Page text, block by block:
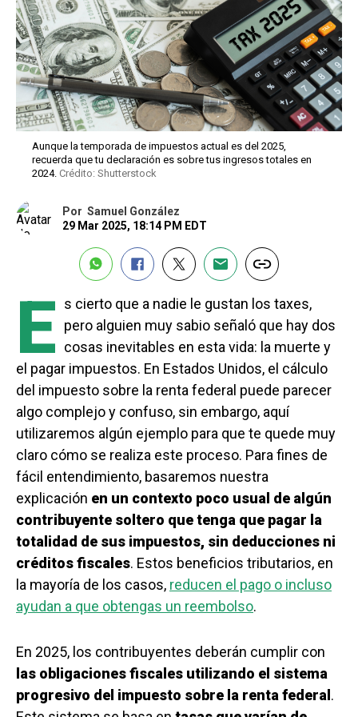
Aunque la temporada de impuestos actual es del 2025,
recuerda que tu declaración es sobre tus ingresos totales en
2024. Crédito: Shutterstock
Por Samuel González
29 Mar 2025, 18:14 PM EDT
E s cierto que a nadie le gustan los taxes,
pero alguien muy sabio señaló que hay dos
cosas inevitables en esta vida: la muerte y
el pagar impuestos. En Estados Unidos, el cálculo
del impuesto sobre la renta federal puede parecer
algo complejo y confuso, sin embargo, aquí
utilizaremos algún ejemplo para que te quede muy
claro cómo se realiza este proceso. Para fines de
fácil entendimiento, basaremos nuestra
explicación en un contexto poco usual de algún
contribuyente soltero que tenga que pagar la
totalidad de sus impuestos, sin deducciones ni
créditos fiscales. Estos beneficios tributarios, en
la mayoría de los casos, reducen el pago o incluso
ayudan a que obtengas un reembolso.
En 2025, los contribuyentes deberán cumplir con
las obligaciones fiscales utilizando el sistema
progresivo del impuesto sobre la renta federal.